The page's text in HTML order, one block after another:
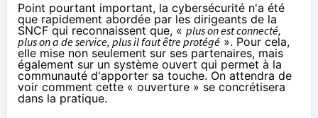
Point pourtant important, la cybersécurité n'a été
que rapidement abordée par les dirigeants de la
SNCF qui reconnaissent que, « plus on est connecté,
plus on a de service, plus il faut être protégé ». Pour cela,
elle mise non seulement sur ses partenaires, mais
également sur un système ouvert qui permet à la
communauté d'apporter sa touche. On attendra de
voir comment cette « ouverture » se concrétisera
dans la pratique.